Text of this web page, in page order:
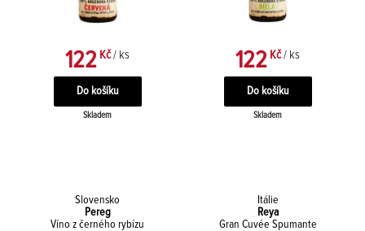
122 Kč / ks
Skladem
122 Kč / ks
Skladem
Slovensko
Pereg
Víno z černého rybízu
Itálie
Reya
Gran Cuvée Spumante